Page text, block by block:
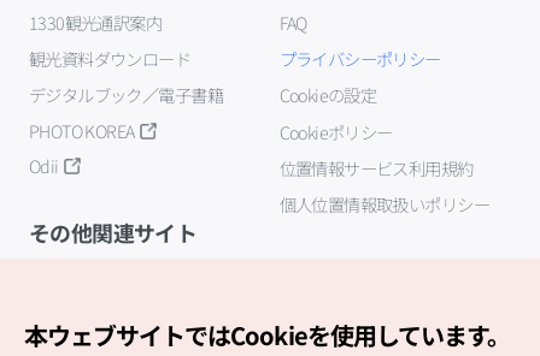
1330観光通訳案内
観光資料ダウンロード
デジタルブック／電子書籍
PHOTO KOREA
Odii
FAQ
プライバシーポリシー
Cookieの設定
Cookieポリシー
位置情報サービス利用規約
個人位置情報取扱いポリシー
その他関連サイト
本ウェブサイトではCookieを使用しています。